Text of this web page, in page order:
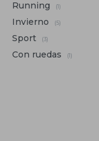
Running (1)
Invierno (5)
Sport (3)
Con ruedas (1)